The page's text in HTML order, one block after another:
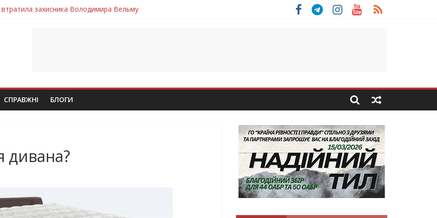
захисника Володимира Вельму
скорботі: на щиті повертається воїн Володимир Паламарчук
бойового завдання загинув захисник Юрій Пушкар з Тернопільщини
молодий захисник Дмитро Березко з Тернопільщини
СПРАВЖНІ БЛОГИ
дивана?